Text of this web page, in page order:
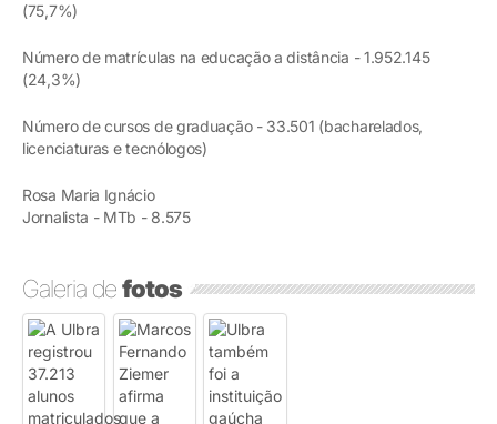
(75,7%)
Número de matrículas na educação a distância - 1.952.145
(24,3%)
Número de cursos de graduação - 33.501 (bacharelados,
licenciaturas e tecnólogos)
Rosa Maria Ignácio
Jornalista - MTb - 8.575
Galeria defotos